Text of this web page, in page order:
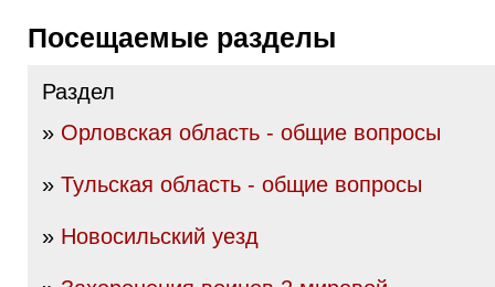
Посещаемые разделы
Раздел
» Орловская область - общие вопросы
» Тульская область - общие вопросы
» Новосильский уезд